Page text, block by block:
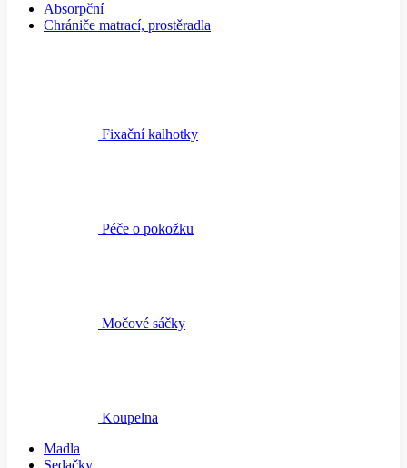
Absorpční
Chrániče matrací, prostěradla
Fixační kalhotky
Péče o pokožku
Močové sáčky
Koupelna
Madla
Sedačky